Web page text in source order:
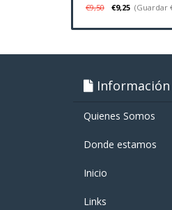
€9,50 €9,25 (Guardar
Información
Quienes Somos
Donde estamos
Inicio
Links